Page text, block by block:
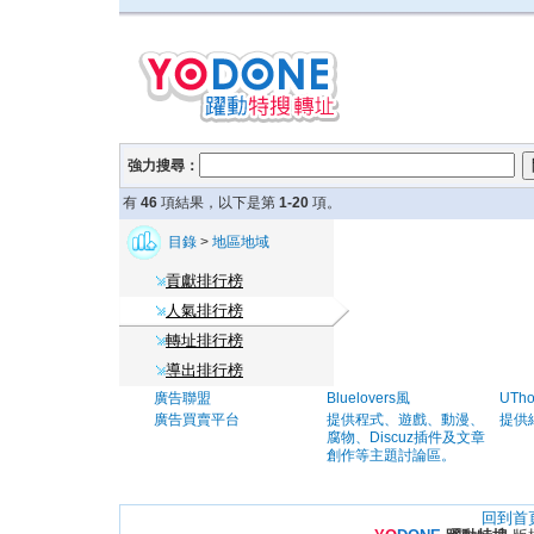
強力搜尋：
有 46 項結果，以下是第 1-20 項。
目錄 > 地區地域
貢獻排行榜
人氣排行榜
轉址排行榜
導出排行榜
廣告聯盟
廣告買賣平台
Bluelovers風
提供程式、遊戲、動漫、
腐物、Discuz插件及文章
創作等主題討論區。
提供
回到首